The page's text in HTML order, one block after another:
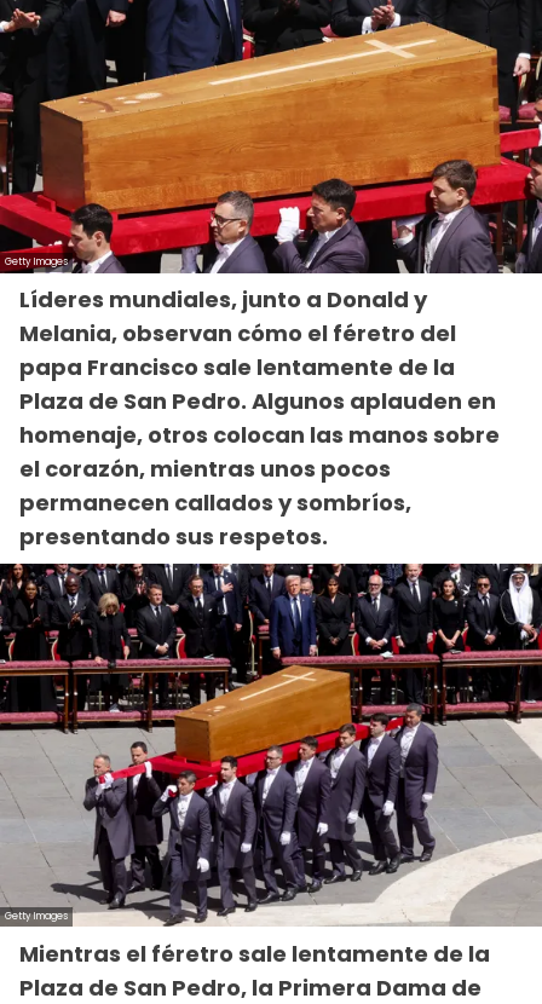
Líderes mundiales, junto a Donald y
Melania, observan cómo el féretro del
papa Francisco sale lentamente de la
Plaza de San Pedro. Algunos aplauden en
homenaje, otros colocan las manos sobre
el corazón, mientras unos pocos
permanecen callados y sombríos,
presentando sus respetos.
Mientras el féretro sale lentamente de la
Plaza de San Pedro, la Primera Dama de